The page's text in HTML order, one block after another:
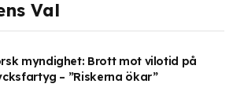
Val
myndighet: Brott mot vilotid på
– ”Riskerna ökar”